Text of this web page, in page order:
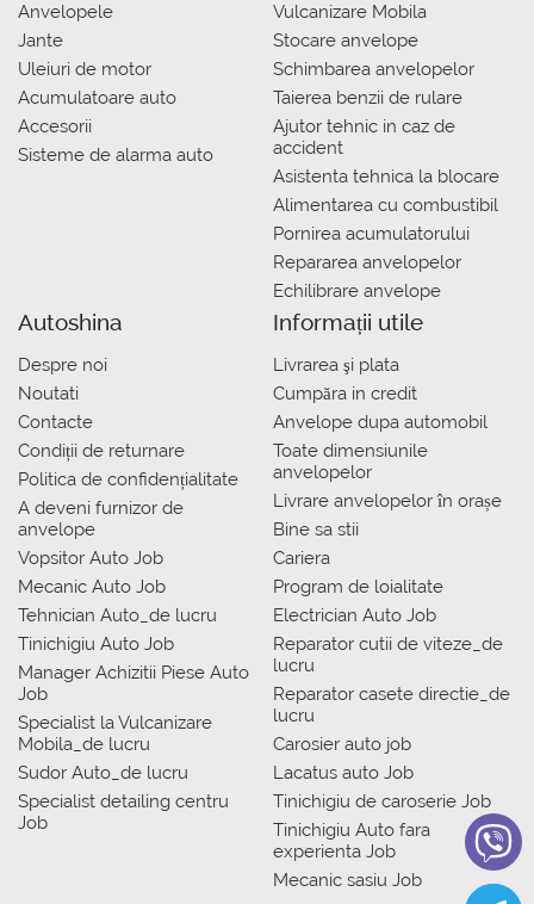
Anvelopele
Jante
Uleiuri de motor
Acumulatoare auto
Accesorii
Sisteme de alarma auto
Vulcanizare Mobila
Stocare anvelope
Schimbarea anvelopelor
Taierea benzii de rulare
Ajutor tehnic in caz de
accident
Asistenta tehnica la blocare
Alimentarea cu combustibil
Pornirea acumulatorului
Repararea anvelopelor
Echilibrare anvelope
Autoshina
Despre noi
Noutati
Contacte
Condiții de returnare
Politica de confidențialitate
A deveni furnizor de
anvelope
Vopsitor Auto Job
Mecanic Auto Job
Tehnician Auto_de lucru
Tinichigiu Auto Job
Manager Achizitii Piese Auto
Job
Specialist la Vulcanizare
Mobila_de lucru
Sudor Auto_de lucru
Specialist detailing centru
Job
Informații utile
Livrarea şi plata
Сumpăra in credit
Anvelope dupa automobil
Toate dimensiunile
anvelopelor
Livrare anvelopelor în orașe
Bine sa stii
Cariera
Program de loialitate
Electrician Auto Job
Reparator cutii de viteze_de
lucru
Reparator casete directie_de
lucru
Carosier auto job
Lacatus auto Job
Tinichigiu de caroserie Job
Tinichigiu Auto fara
experienta Job
Mecanic sasiu Job